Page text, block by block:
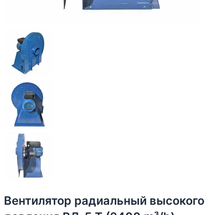
Вентилятор радиальный высокого